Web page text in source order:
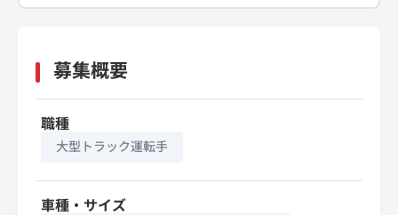
募集概要
職種
大型トラック運転手
車種・サイズ